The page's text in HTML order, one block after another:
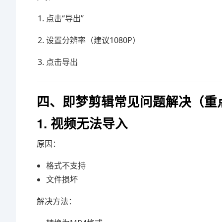
点击“导出”
设置分辨率（建议1080P）
点击导出
四、即梦剪辑常见问题解决（重
1. 视频无法导入
原因：
格式不支持
文件损坏
解决方法：